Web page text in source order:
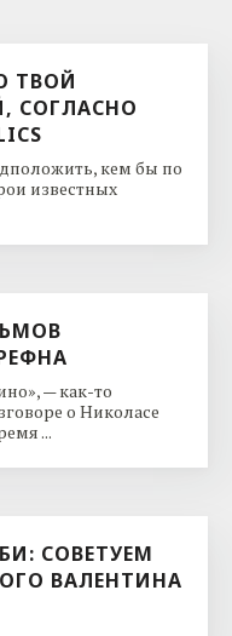
ТВОЙ
СОГЛАСНО
кем бы по
известных
— как-то
о Николасе
...
СОВЕТУЕМ
ВАЛЕНТИНА